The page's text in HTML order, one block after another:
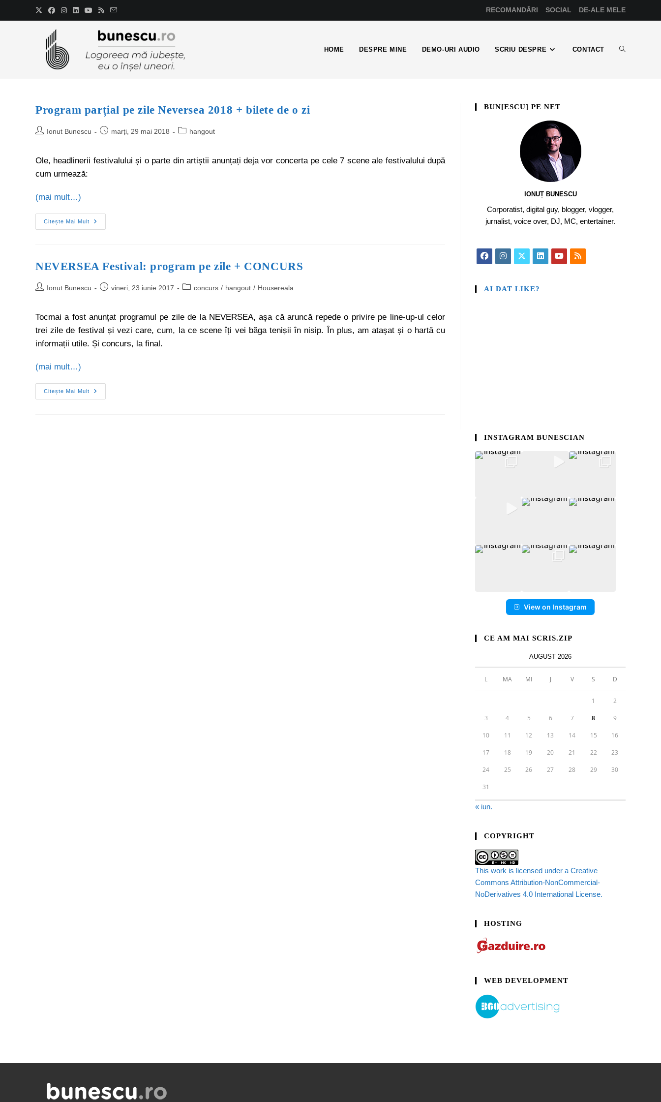
RECOMANDĂRI SOCIAL DE-ALE MELE
HOME DESPRE MINE DEMO-URI AUDIO SCRIU DESPRE CONTACT
Program parțial pe zile Neversea 2018 + bilete de o zi
Ionut Bunescu marți, 29 mai 2018 hangout
Ole, headlinerii festivalului și o parte din artiștii anunțați deja vor concerta pe cele 7 scene ale festivalului după
cum urmează:
(mai mult…)
Citește Mai Mult
NEVERSEA Festival: program pe zile + CONCURS
Ionut Bunescu vineri, 23 iunie 2017 concurs / hangout / Housereala
Tocmai a fost anunțat programul pe zile de la NEVERSEA, așa că aruncă repede o privire pe line-up-ul celor
trei zile de festival și vezi care, cum, la ce scene îți vei băga tenișii în nisip. În plus, am atașat și o hartă cu
informații utile. Și concurs, la final.
(mai mult…)
Citește Mai Mult
BUN[ESCU] PE NET
IONUȚ BUNESCU
Corporatist, digital guy, blogger, vlogger,
jurnalist, voice over, DJ, MC, entertainer.
AI DAT LIKE?
INSTAGRAM BUNESCIAN
View on Instagram
CE AM MAI SCRIS.ZIP
AUGUST 2026
L MA MI J V S D
1 2
3 4 5 6 7 8 9
10 11 12 13 14 15 16
17 18 19 20 21 22 23
24 25 26 27 28 29 30
31
« iun.
COPYRIGHT
This work is licensed under a Creative
Commons Attribution-NonCommercial-
NoDerivatives 4.0 International License.
HOSTING
WEB DEVELOPMENT